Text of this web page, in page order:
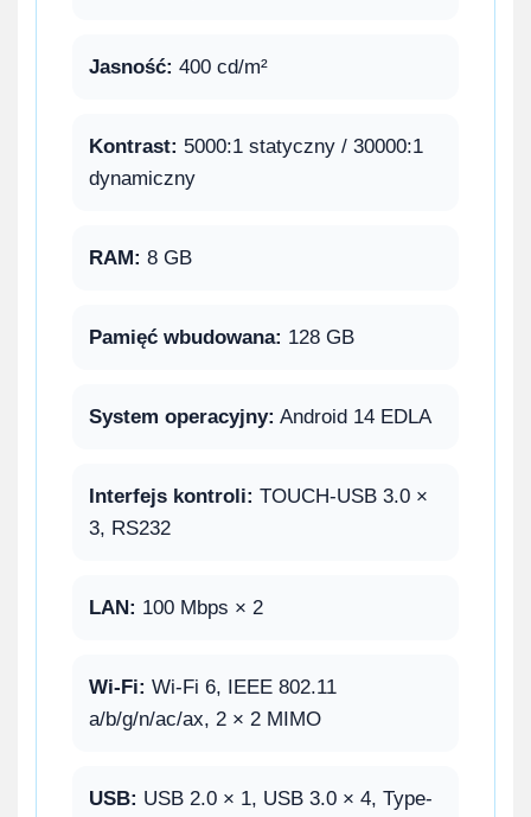
Jasność: 400 cd/m²
Kontrast: 5000:1 statyczny / 30000:1
dynamiczny
RAM: 8 GB
Pamięć wbudowana: 128 GB
System operacyjny: Android 14 EDLA
Interfejs kontroli: TOUCH-USB 3.0 ×
3, RS232
LAN: 100 Mbps × 2
Wi-Fi: Wi-Fi 6, IEEE 802.11
a/b/g/n/ac/ax, 2 × 2 MIMO
USB: USB 2.0 × 1, USB 3.0 × 4, Type-